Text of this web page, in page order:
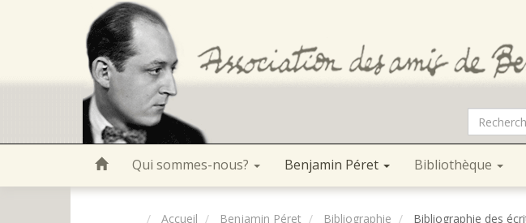
Qui sommes-nous? Benjamin Péret Bibliothèque
Accueil Benjamin Péret Bibliographie Bibliographie des